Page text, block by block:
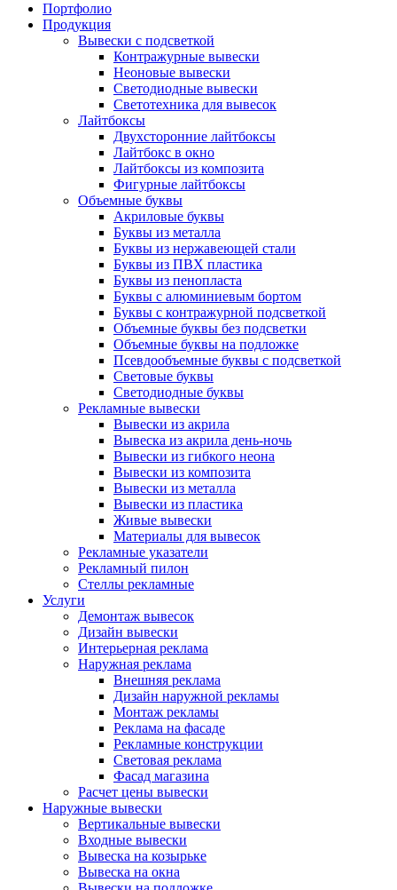
Портфолио
Продукция
Вывески с подсветкой
Контражурные вывески
Неоновые вывески
Светодиодные вывески
Светотехника для вывесок
Лайтбоксы
Двухсторонние лайтбоксы
Лайтбокс в окно
Лайтбоксы из композита
Фигурные лайтбоксы
Объемные буквы
Акриловые буквы
Буквы из металла
Буквы из нержавеющей стали
Буквы из ПВХ пластика
Буквы из пенопласта
Буквы с алюминиевым бортом
Буквы с контражурной подсветкой
Объемные буквы без подсветки
Объемные буквы на подложке
Псевдообъемные буквы с подсветкой
Световые буквы
Светодиодные буквы
Рекламные вывески
Вывески из акрила
Вывеска из акрила день-ночь
Вывески из гибкого неона
Вывески из композита
Вывески из металла
Вывески из пластика
Живые вывески
Материалы для вывесок
Рекламные указатели
Рекламный пилон
Стеллы рекламные
Услуги
Демонтаж вывесок
Дизайн вывески
Интерьерная реклама
Наружная реклама
Внешняя реклама
Дизайн наружной рекламы
Монтаж рекламы
Реклама на фасаде
Рекламные конструкции
Световая реклама
Фасад магазина
Расчет цены вывески
Наружные вывески
Вертикальные вывески
Входные вывески
Вывеска на козырьке
Вывеска на окна